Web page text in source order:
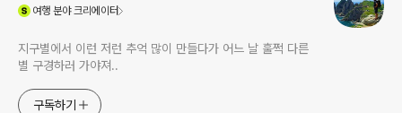
여행분야 크리에이터
지구별에서 이런 저런 추억 많이 만들다가 어느 날 훌쩍 다른
별 구경하러 가야져..
구독하기